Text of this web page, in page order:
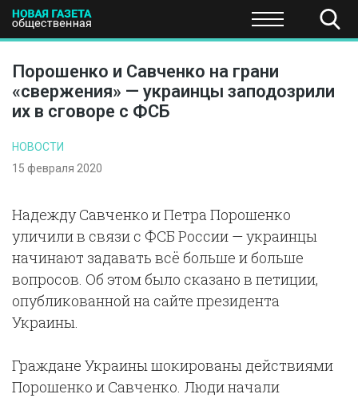
ПОЛИТИКА ЭКОНОМИКА НАУКА И
Порошенко и Савченко на грани
«свержения» — украинцы заподозрили
их в сговоре с ФСБ
НОВОСТИ
15 февраля 2020
Надежду Савченко и Петра Порошенко
уличили в связи с ФСБ России — украинцы
начинают задавать всё больше и больше
вопросов. Об этом было сказано в петиции,
опубликованной на сайте президента
Украины.
Граждане Украины шокированы действиями
Порошенко и Савченко. Люди начали